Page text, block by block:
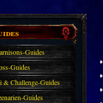
Guides
Guides
& Challenge-Guides
Guides